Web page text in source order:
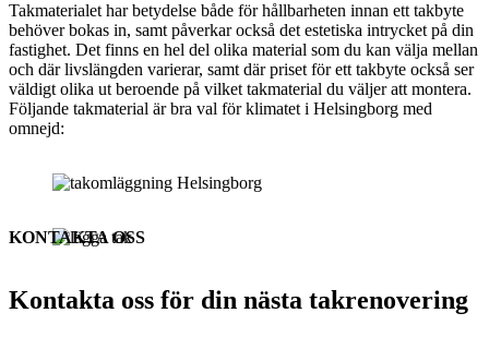
Takmaterialet har betydelse både för hållbarheten innan ett takbyte
behöver bokas in, samt påverkar också det estetiska intrycket på din
fastighet. Det finns en hel del olika material som du kan välja mellan
och där livslängden varierar, samt där priset för ett takbyte också ser
väldigt olika ut beroende på vilket takmaterial du väljer att montera.
Följande takmaterial är bra val för klimatet i Helsingborg med
omnejd:
Kontakta oss för din nästa takrenovering
KONTAKTA OSS